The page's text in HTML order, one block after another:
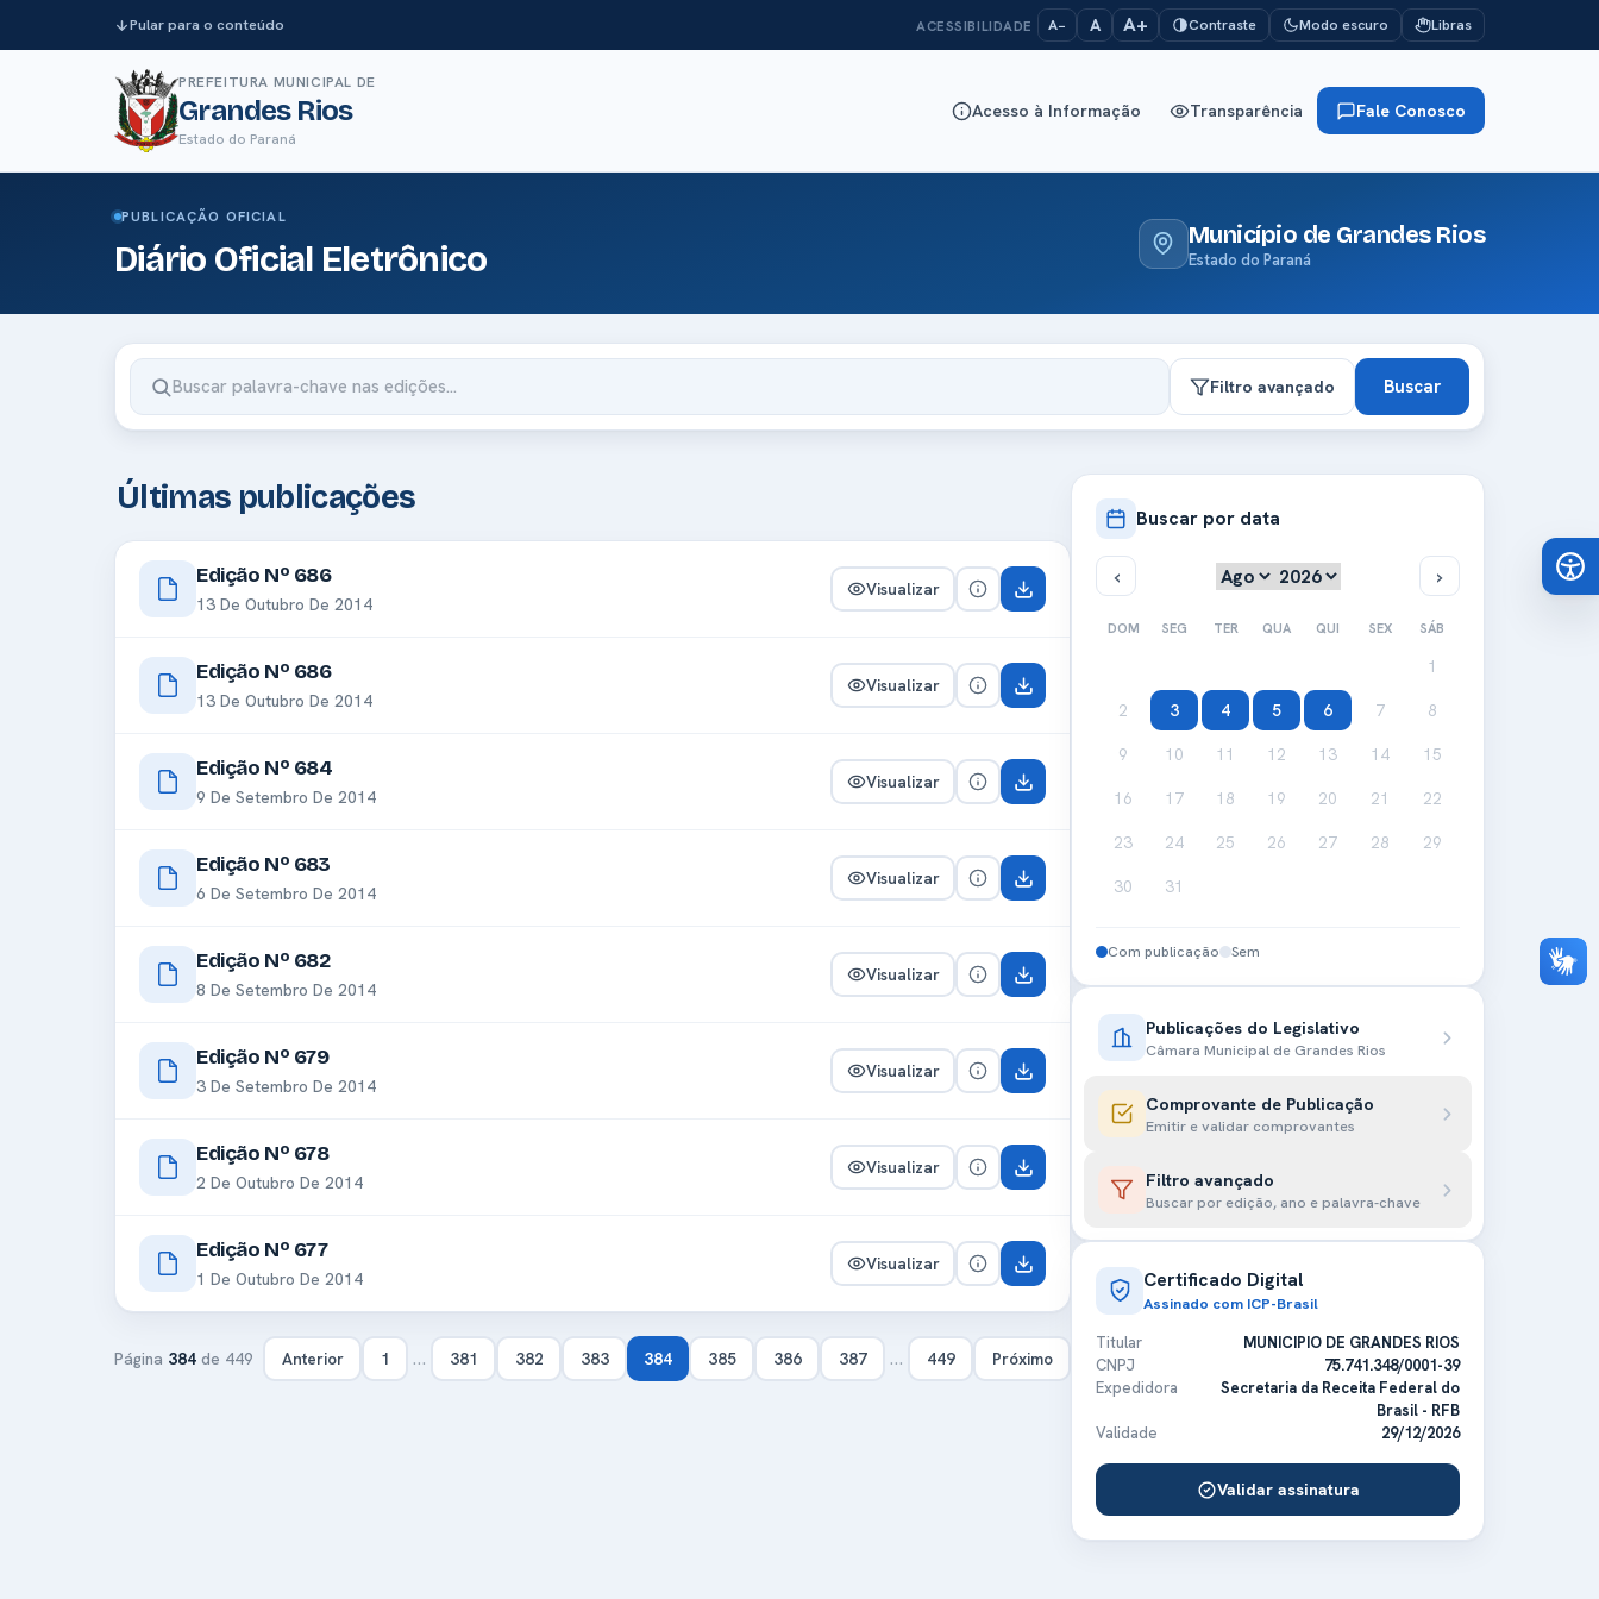
Pular para o conteúdo ACESSIBILIDADE A− A A+ Contraste Modo escuro Libras
PREFEITURA MUNICIPAL DE
Grandes Rios
Estado do Paraná
Acesso à Informação Transparência Fale Conosco
PUBLICAÇÃO OFICIAL
Diário Oficial Eletrônico
Município de Grandes Rios
Estado do Paraná
Filtro avançado Buscar
Últimas publicações
Edição Nº 686
13 De Outubro De 2014
Visualizar
Edição Nº 686
13 De Outubro De 2014
Visualizar
Edição Nº 684
9 De Setembro De 2014
Visualizar
Edição Nº 683
6 De Setembro De 2014
Visualizar
Edição Nº 682
8 De Setembro De 2014
Visualizar
Edição Nº 679
3 De Setembro De 2014
Visualizar
Edição Nº 678
2 De Outubro De 2014
Visualizar
Edição Nº 677
1 De Outubro De 2014
Visualizar
Página 384 de 449 Anterior 1 … 381 382 383 384 385 386 387 … 449 Próximo
Buscar por data
DOM SEG TER QUA QUI SEX SÁB
1
2 3 4 5 6 7 8
9 10 11 12 13 14 15
16 17 18 19 20 21 22
23 24 25 26 27 28 29
30 31
Com publicação Sem
Publicações do Legislativo
Câmara Municipal de Grandes Rios
Comprovante de Publicação
Emitir e validar comprovantes
Filtro avançado
Buscar por edição, ano e palavra-chave
Certificado Digital
Assinado com ICP-Brasil
Titular
MUNICIPIO DE GRANDES RIOS
CNPJ
75.741.348/0001-39
Expedidora
Secretaria da Receita Federal do
Brasil - RFB
Validade
29/12/2026
Validar assinatura